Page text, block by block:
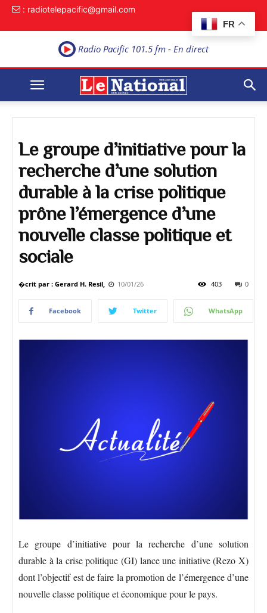
FR
: radiotelepacific@gmail.com
Radio Pacific 101.5 fm - En direct
Le groupe d’initiative pour la
recherche d’une solution
durable à la crise politique
prône l’émergence d’une
nouvelle classe politique et
sociale
�crit par : Gerard H. Resil, 10/01/26 0
403
Facebook Twitter WhatsApp
Le groupe d’initiative pour la recherche d’une solution
durable à la crise politique (GI) lance une initiative (Rezo X)
dont l’objectif est de faire la promotion de l’émergence d’une
nouvelle classe politique et économique pour le pays.